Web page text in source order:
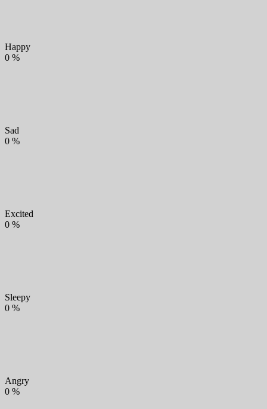
Happy
0 %
Sad
0 %
Excited
0 %
Sleepy
0 %
Angry
0 %